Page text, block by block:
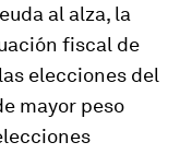
al alza, la
fiscal de
elecciones del
mayor peso